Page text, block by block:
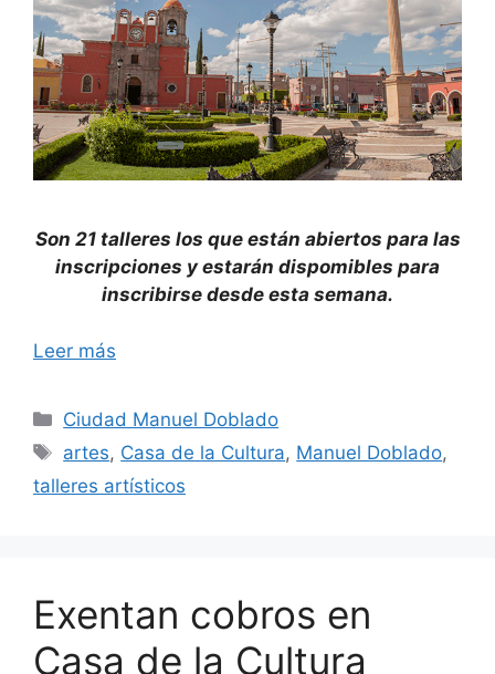
Son 21 talleres los que están abiertos para las
inscripciones y estarán dispomibles para
inscribirse desde esta semana.
Leer más
Categorías
Ciudad Manuel Doblado
Etiquetas
artes, Casa de la Cultura, Manuel Doblado,
talleres artísticos
Exentan cobros en
Casa de la Cultura